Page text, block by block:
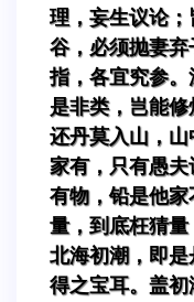
理，妄生议论
谷，必须抛妻
指，各宜究参
是非类，岂能
还丹莫入山，
家有，只有愚
有物，铅是他
量，到底枉猜量
北海初潮，即
得之宝耳。盖